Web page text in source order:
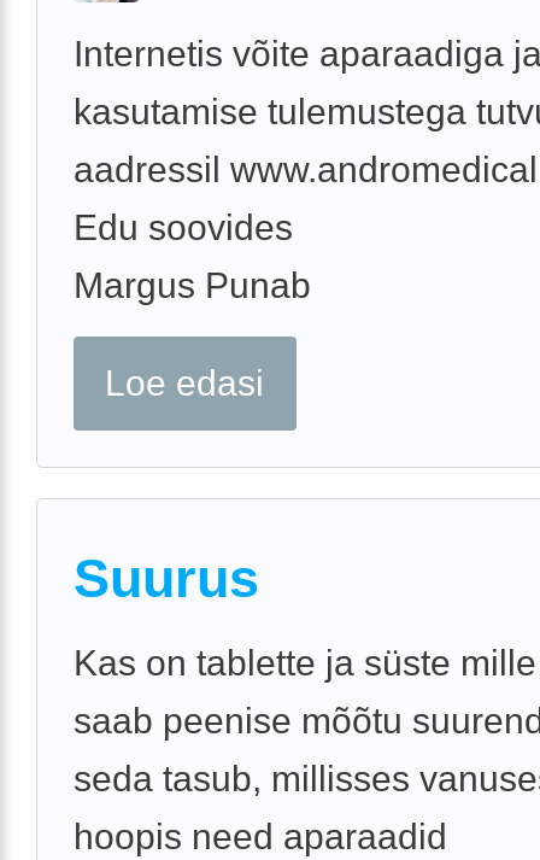
Internetis võite aparaadiga
kasutamise tulemustega
aadressil
Edu soovides
Margus Punab
Loe edasi
Suurus
Kas on tablette ja süste
saab peenise mõõtu
seda tasub, millisses
hoopis need aparaadid